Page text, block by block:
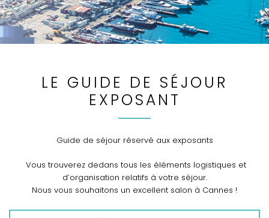
LE GUIDE DE SÉJOUR
EXPOSANT
Guide de séjour réservé aux exposants
Vous trouverez dedans tous les éléments logistiques et
d’organisation relatifs à votre séjour.
Nous vous souhaitons un excellent salon à Cannes !